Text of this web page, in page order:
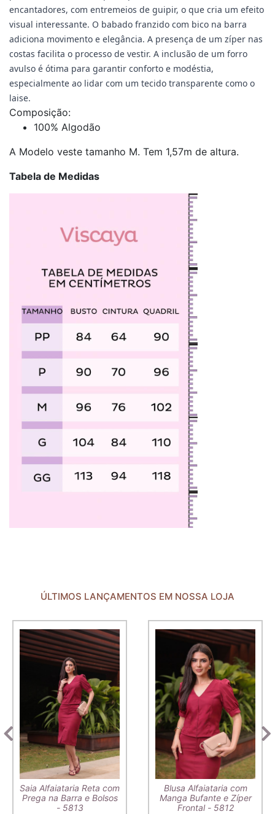
encantadores, com entremeios de guipir, o que cria um efeito
visual interessante. O babado franzido com bico na barra
adiciona movimento e elegância. A presença de um zíper nas
costas facilita o processo de vestir. A inclusão de um forro
avulso é ótima para garantir conforto e modéstia,
especialmente ao lidar com um tecido transparente como o
laise.
Composição:
100% Algodão
A Modelo veste tamanho M. Tem 1,57m de altura.
Tabela de Medidas
ÚLTIMOS LANÇAMENTOS EM NOSSA LOJA
Saia Alfaiataria Reta com
Prega na Barra e Bolsos
- 5813
Blusa Alfaiataria com
Manga Bufante e Zíper
Frontal - 5812